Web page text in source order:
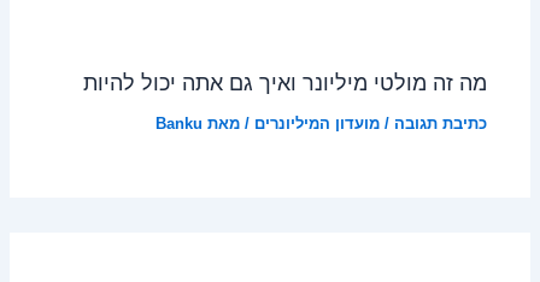
מה זה מולטי מיליונר ואיך גם אתה יכול להיות
כתיבת תגובה /מועדון המיליונרים / מאת Banku